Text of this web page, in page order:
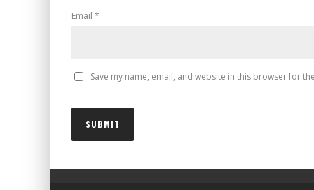
Email *
Save my name, email, and website in this browser for